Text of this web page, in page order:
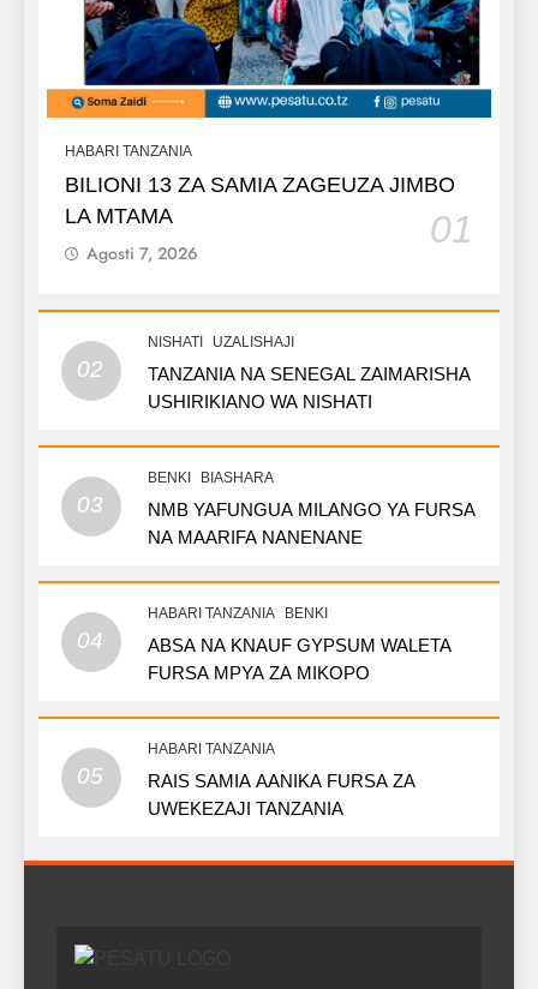
HABARI TANZANIA
BILIONI 13 ZA SAMIA ZAGEUZA JIMBO
LA MTAMA
01
Agosti 7, 2026
02
NISHATI UZALISHAJI
TANZANIA NA SENEGAL ZAIMARISHA
USHIRIKIANO WA NISHATI
03
BENKI BIASHARA
NMB YAFUNGUA MILANGO YA FURSA
NA MAARIFA NANENANE
04
HABARI TANZANIA BENKI
ABSA NA KNAUF GYPSUM WALETA
FURSA MPYA ZA MIKOPO
05
HABARI TANZANIA
RAIS SAMIA AANIKA FURSA ZA
UWEKEZAJI TANZANIA